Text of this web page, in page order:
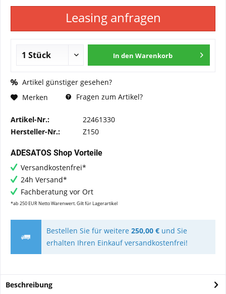
Leasing anfragen
In den Warenkorb
Artikel günstiger gesehen?
Merken
Fragen zum Artikel?
Artikel-Nr.:
22461330
Hersteller-Nr.:
Z150
ADESATOS Shop Vorteile
Versandkostenfrei*
24h Versand*
Fachberatung vor Ort
*ab 250 EUR Netto Warenwert. Gilt für Lagerartikel
Bestellen Sie für weitere 250,00 €und Sie
erhalten Ihren Einkauf versandkostenfrei!
Beschreibung